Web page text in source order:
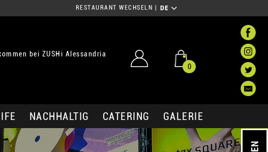
RESTAURANT WECHSELN DE
bei ZUSHi Alessandria
0
NACHHALTIG CATERING GALERIE